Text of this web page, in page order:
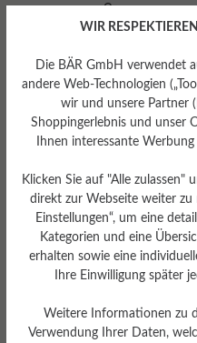
Sohlentyp
EVA Light Balance-Sohle mit
Vibram Street Gummiprofil
WIR
Die BÄR GmbH verwendet
andere Web-Technologien
wir und unsere Partner
Shoppingerlebnis und unser
Ihnen interessante
Klicken Sie auf "Alle zulassen"
direkt zur Webseite weiter zu
Einstellungen“, um eine
Kategorien und eine
erhalten sowie eine
Ihre Einwilligung später
Weitere Informationen zu
Verwendung Ihrer Daten,